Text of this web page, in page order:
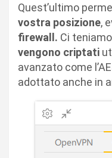
Quest’ultimo
vostra posizione,
firewall. Ci
vengono criptati
avanzato come
adottato anche in